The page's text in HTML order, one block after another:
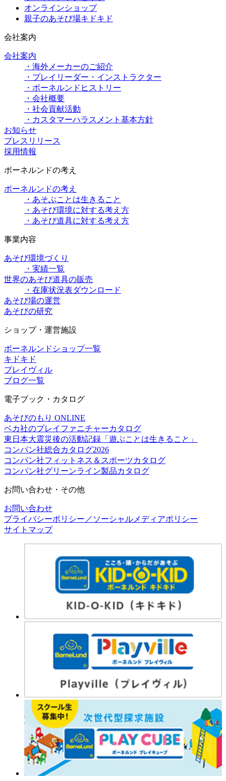
オンラインショップ
親子のあそび場キドキド
会社案内
会社案内
・海外メーカーのご紹介
・プレイリーダー・インストラクター
・ボーネルンドヒストリー
・会社概要
・社会貢献活動
・カスタマーハラスメント基本方針
お知らせ
プレスリリース
採用情報
ボーネルンドの考え
ボーネルンドの考え
・あそぶことは生きること
・あそび環境に対する考え方
・あそび道具に対する考え方
事業内容
あそび環境づくり
・実績一覧
世界のあそび道具の販売
・在庫状況表ダウンロード
あそび場の運営
あそびの研究
ショップ・運営施設
ボーネルンドショップ一覧
キドキド
プレイヴィル
ブログ一覧
電子ブック・カタログ
あそびのもり ONLINE
ベカ社のプレイファニチャーカタログ
東日本大震災後の活動記録「遊ぶことは生きること」
コンパン社総合カタログ2026
コンパン社フィットネス＆スポーツカタログ
コンパン社グリーンライン製品カタログ
お問い合わせ・その他
お問い合わせ
プライバシーポリシー／ソーシャルメディアポリシー
サイトマップ